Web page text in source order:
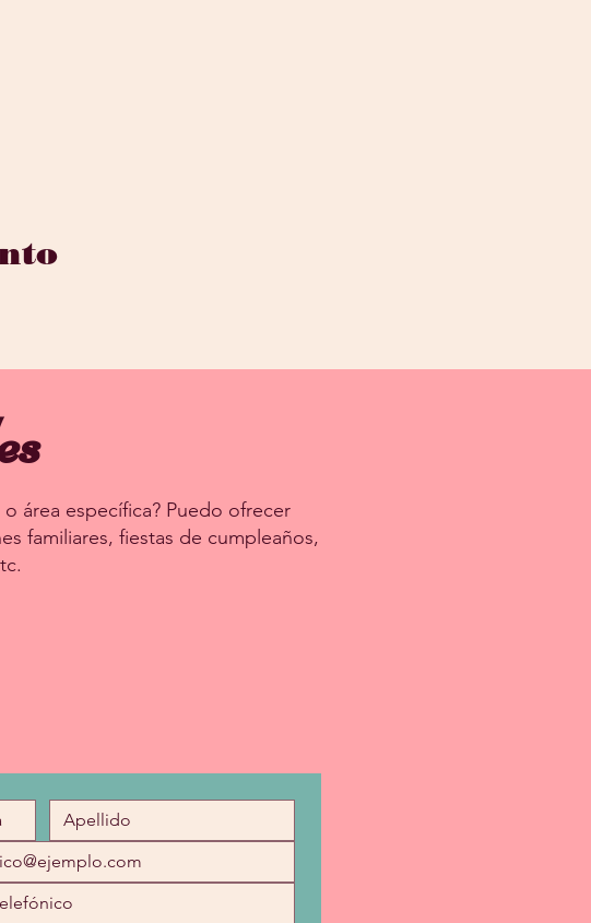
área específica? Puedo ofrecer
familiares, fiestas de cumpleaños,